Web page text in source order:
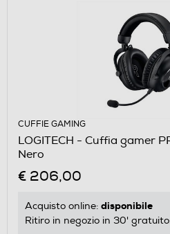
CUFFIE GAMING
LOGITECH - Cuffia gamer
Nero
€ 206,00
Acquisto online: disponibile
Ritiro in negozio in 30'